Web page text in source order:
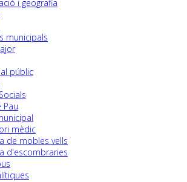
i geografia
municipals
públic
Pau
mèdic
de mobles vells
d'escombraries